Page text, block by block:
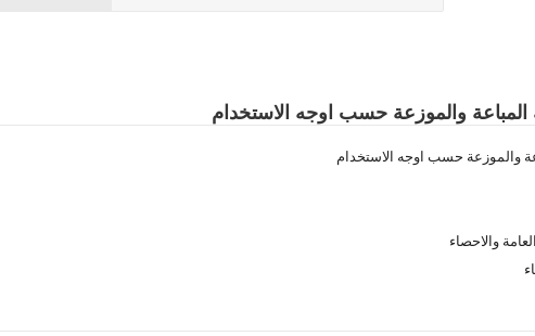
المباعة والموزعة حسب اوجه الاستخدام
والموزعة حسب اوجه الاستخدام
والاحصاء